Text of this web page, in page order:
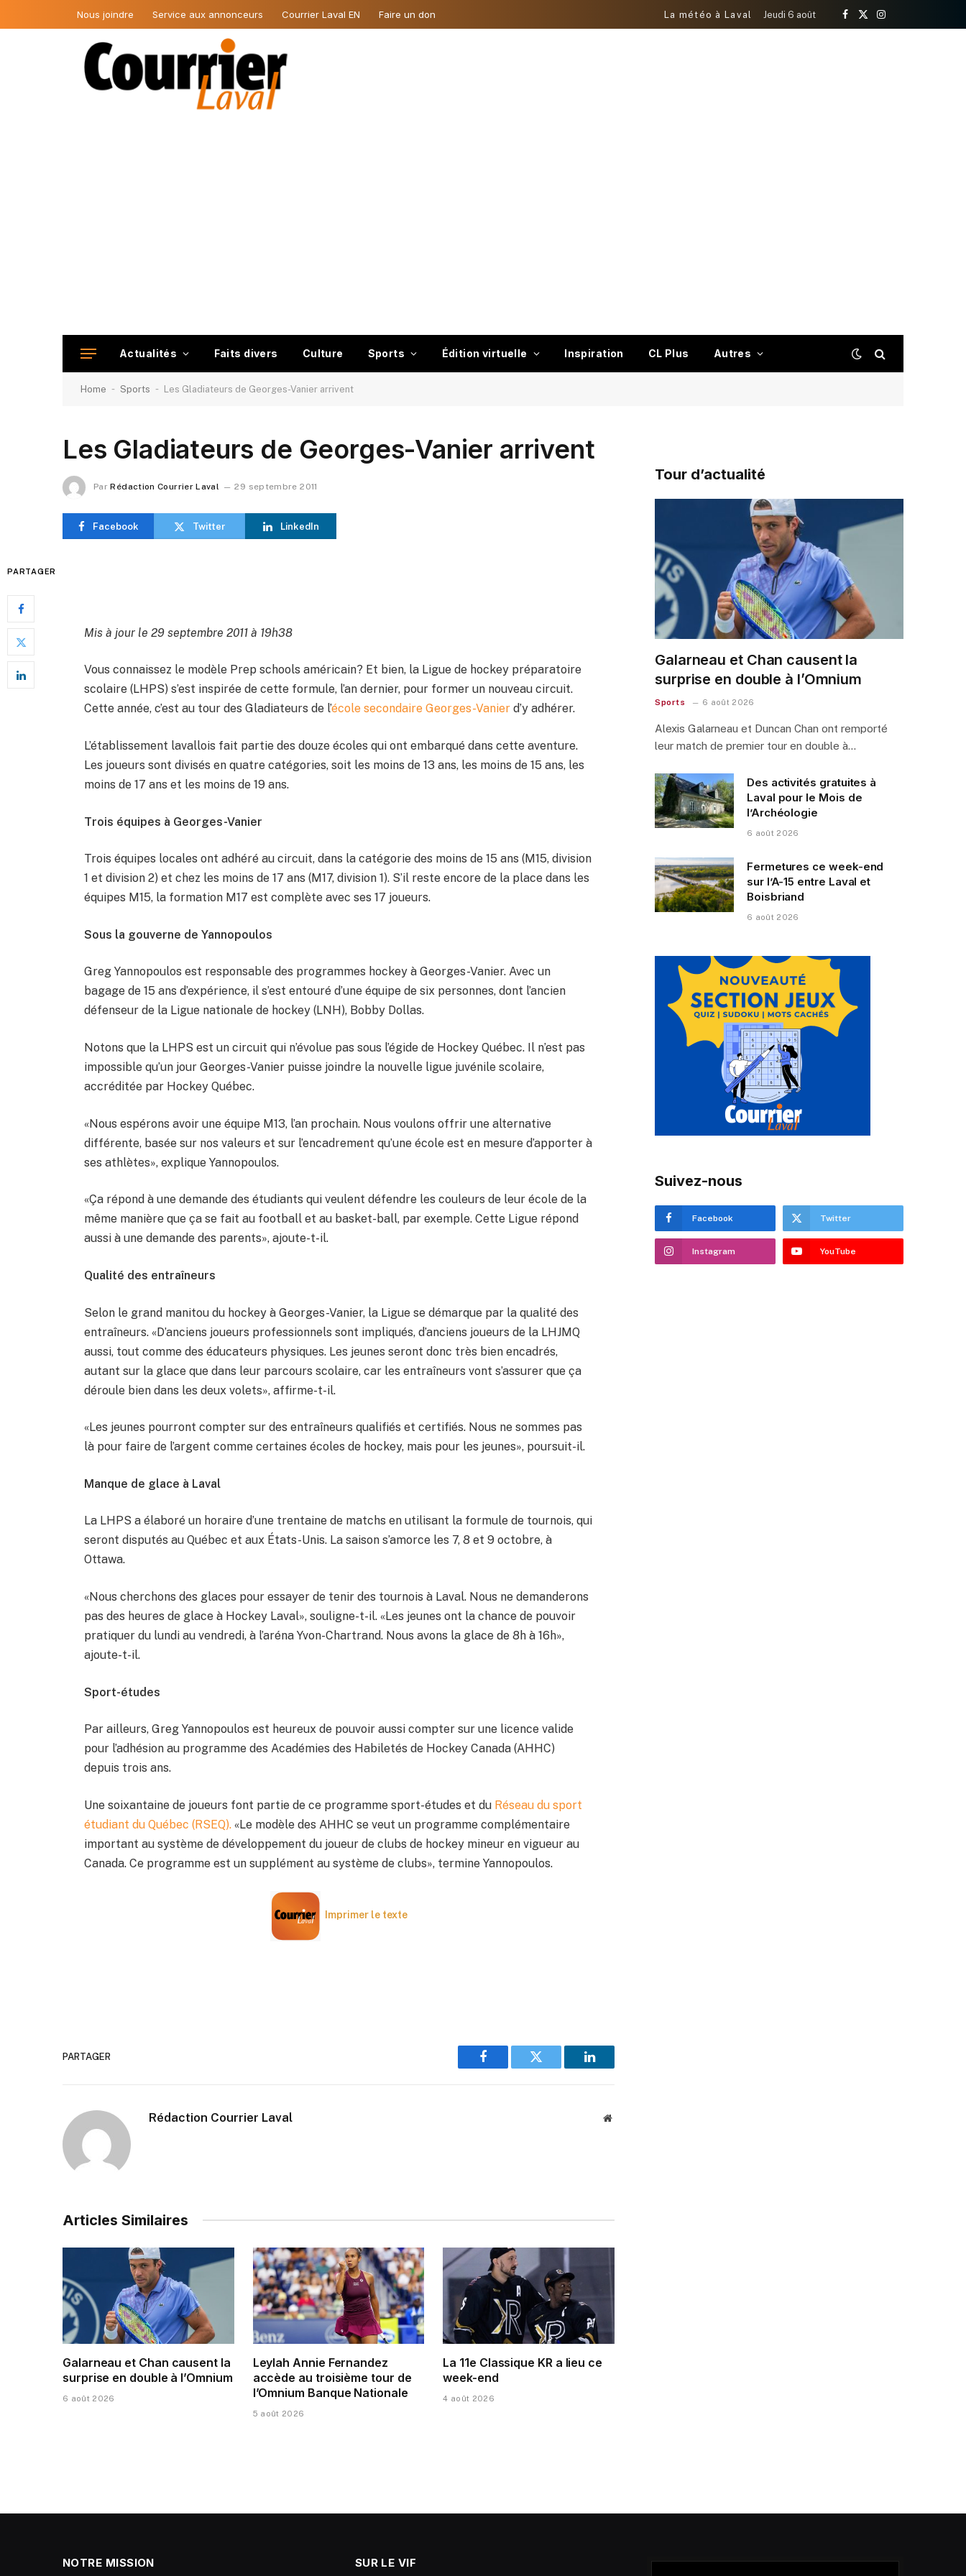
Nous joindre Service aux annonceurs Courrier Laval EN Faire un don La météo à Laval Jeudi 6 août
Facebook
X
Instagram
Actualités Faits divers Culture Sports Édition virtuelle Inspiration CL Plus Autres
Home - Sports - Les Gladiateurs de Georges-Vanier arrivent
Les Gladiateurs de Georges-Vanier arrivent
Par Rédaction Courrier Laval 29 septembre 2011
Facebook Twitter LinkedIn
PARTAGER
Mis à jour le 29 septembre 2011 à 19h38
Vous connaissez le modèle Prep schools américain? Et bien, la Ligue de hockey préparatoire
scolaire (LHPS) s’est inspirée de cette formule, l’an dernier, pour former un nouveau circuit.
Cette année, c’est au tour des Gladiateurs de l’école secondaire Georges-Vanier d’y adhérer.
L’établissement lavallois fait partie des douze écoles qui ont embarqué dans cette aventure.
Les joueurs sont divisés en quatre catégories, soit les moins de 13 ans, les moins de 15 ans, les
moins de 17 ans et les moins de 19 ans.
Trois équipes à Georges-Vanier
Trois équipes locales ont adhéré au circuit, dans la catégorie des moins de 15 ans (M15, division
1 et division 2) et chez les moins de 17 ans (M17, division 1). S’il reste encore de la place dans les
équipes M15, la formation M17 est complète avec ses 17 joueurs.
Sous la gouverne de Yannopoulos
Greg Yannopoulos est responsable des programmes hockey à Georges-Vanier. Avec un
bagage de 15 ans d’expérience, il s’est entouré d’une équipe de six personnes, dont l’ancien
défenseur de la Ligue nationale de hockey (LNH), Bobby Dollas.
Notons que la LHPS est un circuit qui n’évolue pas sous l’égide de Hockey Québec. Il n’est pas
impossible qu’un jour Georges-Vanier puisse joindre la nouvelle ligue juvénile scolaire,
accréditée par Hockey Québec.
«Nous espérons avoir une équipe M13, l’an prochain. Nous voulons offrir une alternative
différente, basée sur nos valeurs et sur l’encadrement qu’une école est en mesure d’apporter à
ses athlètes», explique Yannopoulos.
«Ça répond à une demande des étudiants qui veulent défendre les couleurs de leur école de la
même manière que ça se fait au football et au basket-ball, par exemple. Cette Ligue répond
aussi à une demande des parents», ajoute-t-il.
Qualité des entraîneurs
Selon le grand manitou du hockey à Georges-Vanier, la Ligue se démarque par la qualité des
entraîneurs. «D’anciens joueurs professionnels sont impliqués, d’anciens joueurs de la LHJMQ
aussi, tout comme des éducateurs physiques. Les jeunes seront donc très bien encadrés,
autant sur la glace que dans leur parcours scolaire, car les entraîneurs vont s’assurer que ça
déroule bien dans les deux volets», affirme-t-il.
«Les jeunes pourront compter sur des entraîneurs qualifiés et certifiés. Nous ne sommes pas
là pour faire de l’argent comme certaines écoles de hockey, mais pour les jeunes», poursuit-il.
Manque de glace à Laval
La LHPS a élaboré un horaire d’une trentaine de matchs en utilisant la formule de tournois, qui
seront disputés au Québec et aux États-Unis. La saison s’amorce les 7, 8 et 9 octobre, à
Ottawa.
«Nous cherchons des glaces pour essayer de tenir des tournois à Laval. Nous ne demanderons
pas des heures de glace à Hockey Laval», souligne-t-il. «Les jeunes ont la chance de pouvoir
pratiquer du lundi au vendredi, à l’aréna Yvon-Chartrand. Nous avons la glace de 8h à 16h»,
ajoute-t-il.
Sport-études
Par ailleurs, Greg Yannopoulos est heureux de pouvoir aussi compter sur une licence valide
pour l’adhésion au programme des Académies des Habiletés de Hockey Canada (AHHC)
depuis trois ans.
Une soixantaine de joueurs font partie de ce programme sport-études et du Réseau du sport
étudiant du Québec (RSEQ). «Le modèle des AHHC se veut un programme complémentaire
important au système de développement du joueur de clubs de hockey mineur en vigueur au
Canada. Ce programme est un supplément au système de clubs», termine Yannopoulos.
Imprimer le texte
PARTAGER
Facebook Twitter LinkedIn
Rédaction Courrier Laval Website
Articles Similaires
Galarneau et Chan causent la
surprise en double à l’Omnium
6 août 2026
Leylah Annie Fernandez
accède au troisième tour de
l’Omnium Banque Nationale
5 août 2026
La 11e Classique KR a lieu ce
week-end
4 août 2026
Tour d’actualité
Galarneau et Chan causent la
surprise en double à l’Omnium
Sports 6 août 2026
Alexis Galarneau et Duncan Chan ont remporté
leur match de premier tour en double à…
Des activités gratuites à
Laval pour le Mois de
l’Archéologie
6 août 2026
Fermetures ce week-end
sur l’A-15 entre Laval et
Boisbriand
6 août 2026
Suivez-nous
Facebook Twitter
Instagram YouTube
NOTRE MISSION SUR LE VIF